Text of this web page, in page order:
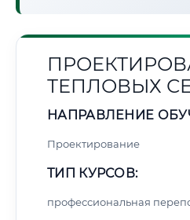
ТЕПЛОВЫХ
НАПРАВЛЕНИЕ
Проектирование
ТИП КУРСОВ:
профессиональная